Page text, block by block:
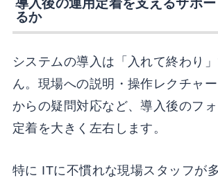
導入後の運用定着を支えるサポ
るか
システムの導入は「入れて終わり
ん。現場への説明・操作レクチャ
からの疑問対応など、導入後のフ
定着を大きく左右します。
特に ITに不慣れな現場スタッフが